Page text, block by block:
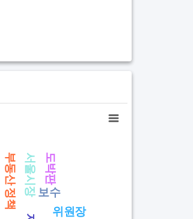
부동산 정책서울시장 도박판
위원장
보수